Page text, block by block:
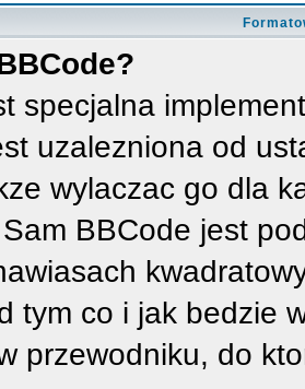
specjalna
uzalezniona od
wylaczac go dla
BBCode jest
tym co i jak bedzie
przewodniku, do